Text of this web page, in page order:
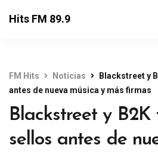
Hits FM 89.9
FM Hits Noticias
Blackstreet y
antes de nueva música y más firmas
Blackstreet y B2K
sellos antes de